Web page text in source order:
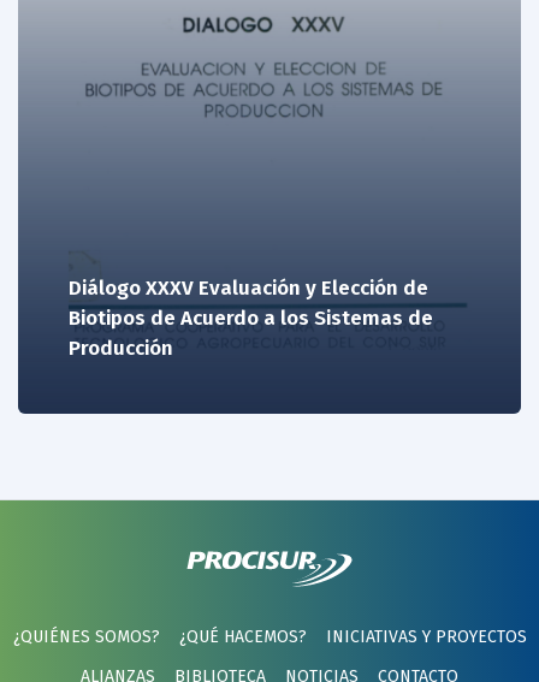
Diálogo XXXV Evaluación y Elección de
Biotipos de Acuerdo a los Sistemas de
Producción
¿QUIÉNES SOMOS? ¿QUÉ HACEMOS?
INICIATIVAS Y PROYECTOS
ALIANZAS
BIBLIOTECA NOTICIAS CONTACTO